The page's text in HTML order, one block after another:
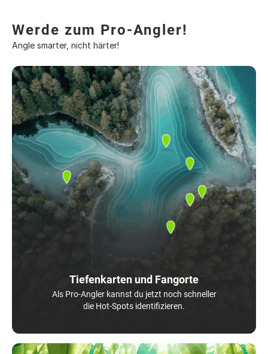
Werde zum Pro-Angler!
Angle smarter, nicht härter!
Tiefenkarten und Fangorte
Als Pro-Angler kannst du jetzt noch schneller
die Hot-Spots identifizieren.